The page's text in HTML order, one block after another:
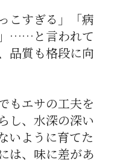
こすぎる」「病
……と言われて
品質も格段に向
もエサの工夫を
し、水深の深い
いように育てた
は、味に差があ